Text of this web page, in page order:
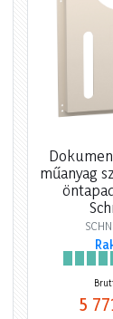
műanyag
5